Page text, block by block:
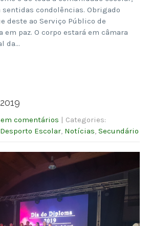
condolências. Obrigado
deste ao Serviço Público de
em paz. O corpo estará em câmara
da…
comentários | Categories:
Desporto Escolar, Notícias, Secundário